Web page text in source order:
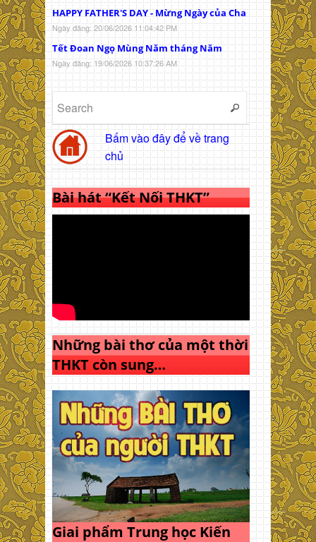
HAPPY FATHER'S DAY - Mừng Ngày của Cha
Ngày đăng: 20/06/2026 11:04:42 PM
Tết Đoan Ngọ Mùng Năm tháng Năm
Ngày đăng: 19/06/2026 10:37:26 AM
Bấm vào đây để về trang
chủ
Bài hát “Kết Nối THKT”
Những bài thơ của một thời
THKT còn sung…
Giai phẩm Trung học Kiến